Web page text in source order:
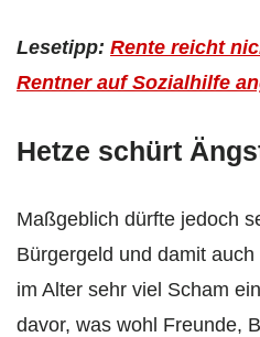
Lesetipp: Rente reicht
Rentner auf Sozialhilfe
Hetze schürt
Maßgeblich dürfte jedoch
Bürgergeld und damit
im Alter sehr viel Scham
davor, was wohl Freunde,